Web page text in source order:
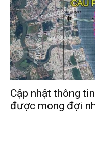
Cập nhật thông
được mong đợi